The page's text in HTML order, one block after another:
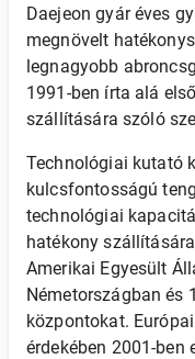
Daejeon gyár éves
megnövelt
legnagyobb
1991-ben írta alá
szállítására szóló
Technológiai kutató
kulcsfontosságú
technológiai
hatékony
Amerikai Egyesült
Németországban és
központokat.
érdekében 2001-